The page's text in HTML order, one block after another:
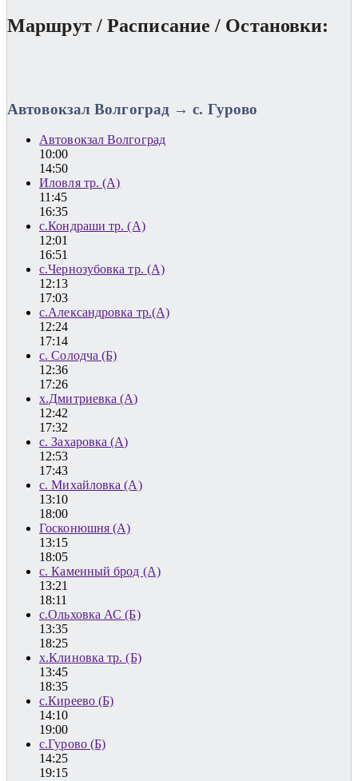
Маршрут / Расписание / Остановки:
Автовокзал Волгоград → с. Гурово
Автовокзал Волгоград
10:00
14:50
Иловля тр. (А)
11:45
16:35
с.Кондраши тр. (А)
12:01
16:51
с.Чернозубовка тр. (А)
12:13
17:03
с.Александровка тр.(А)
12:24
17:14
с. Солодча (Б)
12:36
17:26
х.Дмитриевка (А)
12:42
17:32
с. Захаровка (А)
12:53
17:43
с. Михайловка (А)
13:10
18:00
Госконюшня (А)
13:15
18:05
с. Каменный брод (А)
13:21
18:11
с.Ольховка АС (Б)
13:35
18:25
х.Клиновка тр. (Б)
13:45
18:35
с.Киреево (Б)
14:10
19:00
с.Гурово (Б)
14:25
19:15